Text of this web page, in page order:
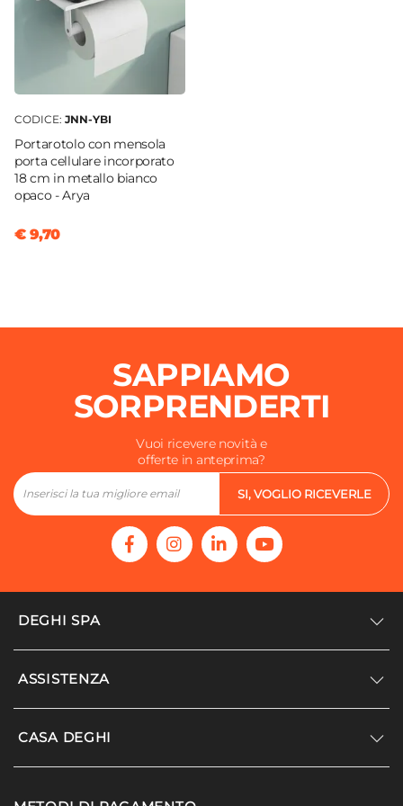
CODICE: JNN-YBI
Portarotolo con mensola
porta cellulare incorporato
18 cm in metallo bianco
opaco - Arya
€ 9,70
SAPPIAMO
SORPRENDERTI
Vuoi ricevere novità e
offerte in anteprima?
SI, VOGLIO RICEVERLE
DEGHI SPA
Accedi/Registrati
ASSISTENZA
Supporto
CASA DEGHI